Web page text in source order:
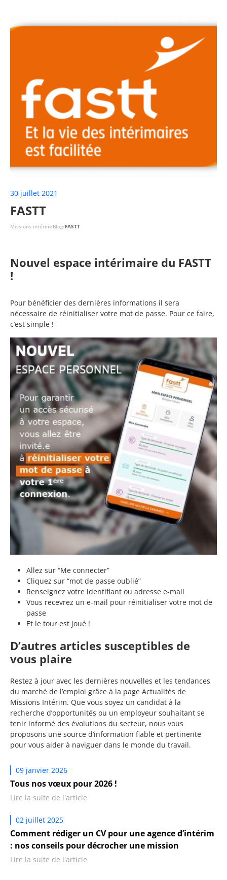
30 juillet 2021
FASTT
Missions intérim/Blog/FASTT
Nouvel espace intérimaire du FASTT
!
Pour bénéficier des dernières informations il sera
nécessaire de réinitialiser votre mot de passe. Pour ce faire,
c’est simple !
Allez sur “Me connecter”
Cliquez sur “mot de passe oublié”
Renseignez votre identifiant ou adresse e-mail
Vous recevrez un e-mail pour réinitialiser votre mot de
passe
Et le tour est joué !
D’autres articles susceptibles de
vous plaire
Restez à jour avec les dernières nouvelles et les tendances
du marché de l’emploi grâce à la page Actualités de
Missions Intérim. Que vous soyez un candidat à la
recherche d’opportunités ou un employeur souhaitant se
tenir informé des évolutions du secteur, nous vous
proposons une source d’information fiable et pertinente
pour vous aider à naviguer dans le monde du travail.
09 janvier 2026
Tous nos vœux pour 2026 !
Lire la suite de l'article
02 juillet 2025
Comment rédiger un CV pour une agence d’intérim
: nos conseils pour décrocher une mission
Lire la suite de l'article